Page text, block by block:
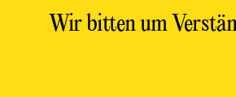
Wir bitten um